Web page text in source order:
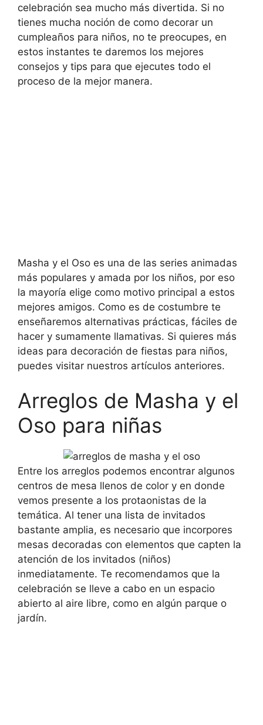
celebración sea mucho más divertida. Si no
tienes mucha noción de como decorar un
cumpleaños para niños, no te preocupes, en
estos instantes te daremos los mejores
consejos y tips para que ejecutes todo el
proceso de la mejor manera.
Masha y el Oso es una de las series animadas
más populares y amada por los niños, por eso
la mayoría elige como motivo principal a estos
mejores amigos. Como es de costumbre te
enseñaremos alternativas prácticas, fáciles de
hacer y sumamente llamativas. Si quieres más
ideas para decoración de fiestas para niños,
puedes visitar nuestros artículos anteriores.
Arreglos de Masha y el
Oso para niñas
Entre los arreglos podemos encontrar algunos
centros de mesa llenos de color y en donde
vemos presente a los protaonistas de la
temática. Al tener una lista de invitados
bastante amplia, es necesario que incorpores
mesas decoradas con elementos que capten la
atención de los invitados (niños)
inmediatamente. Te recomendamos que la
celebración se lleve a cabo en un espacio
abierto al aire libre, como en algún parque o
jardín.